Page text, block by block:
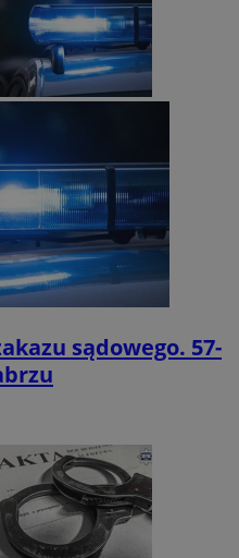
sądowego. 57-